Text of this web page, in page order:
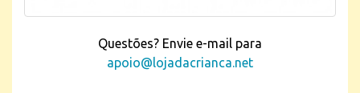
Questões? Envie e-mail para
apoio@lojadacrianca.net